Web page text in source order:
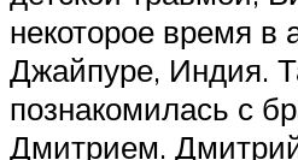
некоторое время в
Джайпуре, Индия.
познакомилась с
Дмитрием.